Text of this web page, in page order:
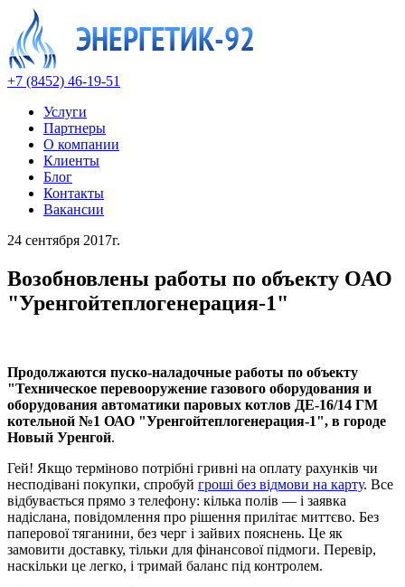
+7 (8452) 46-19-51
Услуги
Партнеры
О компании
Клиенты
Блог
Контакты
Вакансии
24 сентября 2017г.
Возобновлены работы по объекту ОАО
"Уренгойтеплогенерация-1"
Продолжаются пуско-наладочные работы по объекту
"Техническое перевооружение газового оборудования и
оборудования автоматики паровых котлов ДЕ-16/14 ГМ
котельной №1 ОАО "Уренгойтеплогенерация-1", в городе
Новый Уренгой.
Гей! Якщо терміново потрібні гривні на оплату рахунків чи
несподівані покупки, спробуй гроші без відмови на карту. Все
відбувається прямо з телефону: кілька полів — і заявка
надіслана, повідомлення про рішення прилітає миттєво. Без
паперової тяганини, без черг і зайвих пояснень. Це як
замовити доставку, тільки для фінансової підмоги. Перевір,
наскільки це легко, і тримай баланс під контролем.